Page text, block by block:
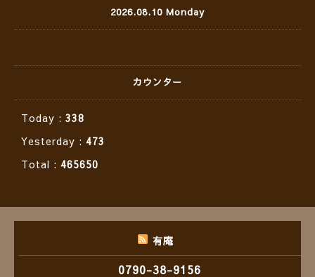
2026.08.10 Monday
カウンター
Today : 338
Yesterday : 473
Total : 465650
有庵
0790-38-9156